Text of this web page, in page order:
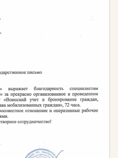
переподготовке
образца с
квалификации,
стандартами в сфере